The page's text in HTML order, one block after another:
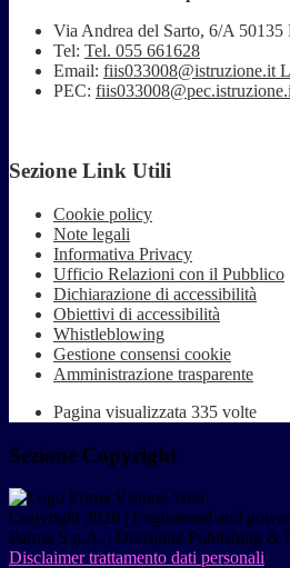
Via Andrea del Sarto, 6/A 50135
Tel: Tel. 055 661628
Email: fiis033008@istruzione.it
PEC:
Sezione Link Utili
Cookie policy
Note legali
Informativa Privacy
Ufficio Relazioni con il Pubblico
Dichiarazione di accessibilità
Obiettivi di accessibilità
Whistleblowing
Gestione consensi cookie
Amministrazione trasparente
Pagina visualizzata 335 volte
Sezione Copyright
Copyright 2026 | Engineered and
Parma S.p.A. | Divisione Publishing &
Disclaimer trattamento dati personali